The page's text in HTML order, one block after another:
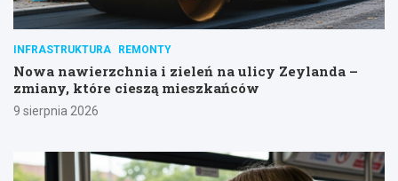
INFRASTRUKTURA REMONTY
Nowa nawierzchnia i zieleń na ulicy Zeylanda –
zmiany, które cieszą mieszkańców
9 sierpnia 2026